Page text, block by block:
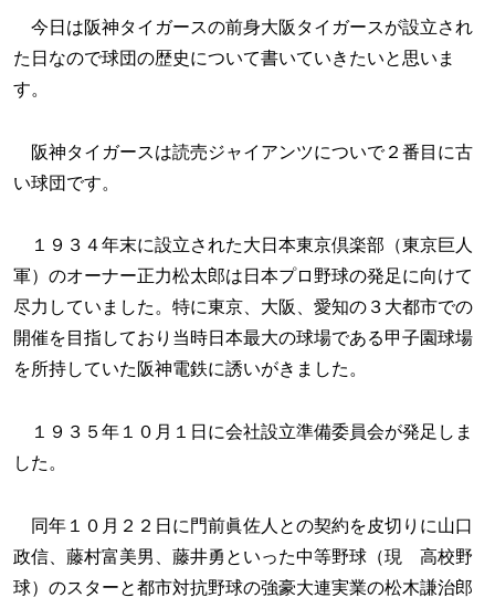
今日は阪神タイガースの前身大阪タイガースが設立され
た日なので球団の歴史について書いていきたいと思いま
す。
阪神タイガースは読売ジャイアンツについで２番目に古
い球団です。
１９３４年末に設立された大日本東京倶楽部（東京巨人
軍）のオーナー正力松太郎は日本プロ野球の発足に向けて
尽力していました。特に東京、大阪、愛知の３大都市での
開催を目指しており当時日本最大の球場である甲子園球場
を所持していた阪神電鉄に誘いがきました。
１９３５年１０月１日に会社設立準備委員会が発足しま
した。
同年１０月２２日に門前眞佐人との契約を皮切りに山口
政信、藤村富美男、藤井勇といった中等野球（現 高校野
球）のスターと都市対抗野球の強豪大連実業の松木謙治郎